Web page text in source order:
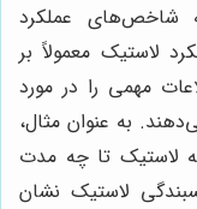
شاخص‌های عملکرد
لاستیک معمولاً بر
مهمی را در مورد
به عنوان مثال،
تا چه مدت
لاستیک نشان